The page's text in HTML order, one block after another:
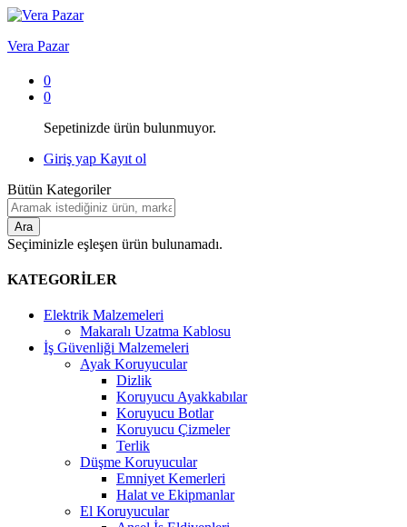
Vera Pazar
0
0
Sepetinizde ürün bulunmuyor.
Giriş yap Kayıt ol
Bütün Kategoriler
Ara
Seçiminizle eşleşen ürün bulunamadı.
KATEGORİLER
Elektrik Malzemeleri
Makaralı Uzatma Kablosu
İş Güvenliği Malzemeleri
Ayak Koruyucular
Dizlik
Koruyucu Ayakkabılar
Koruyucu Botlar
Koruyucu Çizmeler
Terlik
Düşme Koruyucular
Emniyet Kemerleri
Halat ve Ekipmanlar
El Koruyucular